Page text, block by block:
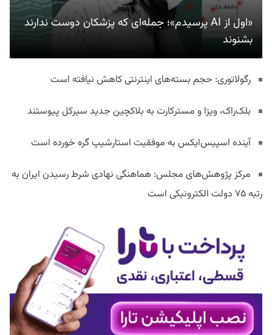
«اول از AI پرسیدم»؛ جمله‌ای که پزشکان دوست ندارند
بشنوند
رگولاتوری: حجم بسته‌های اینترنتی کاهش نیافته است
بلک‌راک، ویزا و مسترکارت به بلاکچین جدید سیرکل پیوستند
آینده اسپیس‌ایکس به موفقیت استارشیپ گره خورده است
مرکز پژوهش‌های مجلس: هماهنگی نهادی شرط رسیدن ایران به
رتبه ۷۵ دولت الکترونیکی است